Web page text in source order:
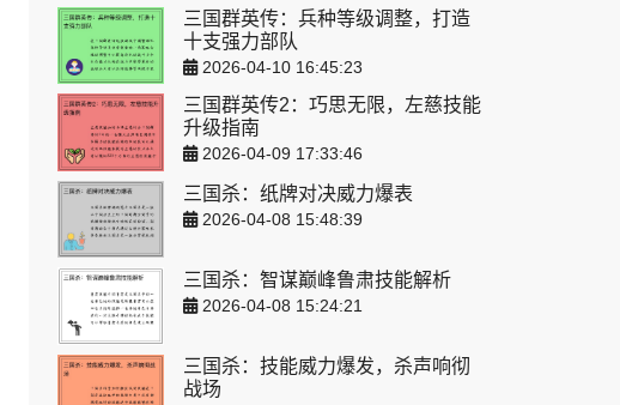
三国群英传：兵种等级调整，打造
十支强力部队
2026-04-10 16:45:23
三国群英传2：巧思无限，左慈技能
升级指南
2026-04-09 17:33:46
三国杀：纸牌对决威力爆表
2026-04-08 15:48:39
三国杀：智谋巅峰鲁肃技能解析
2026-04-08 15:24:21
三国杀：技能威力爆发，杀声响彻
战场